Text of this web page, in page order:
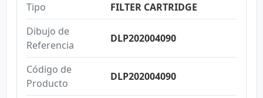
Tipo
FILTER CARTRIDGE
Dibujo de
Referencia
DLP202004090
Código de
Producto
DLP202004090